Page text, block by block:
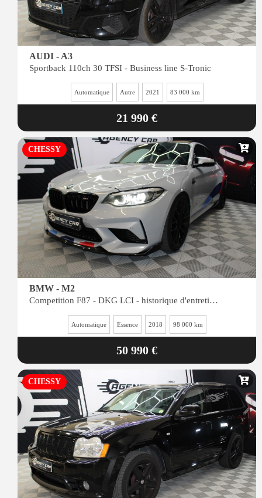
AUDI - A3
Sportback 110ch 30 TFSI - Business line S-Tronic
Automatique Autre 2021 83 000 km
21 990 €
CHESSY
BMW - M2
Competition F87 - DKG LCI - historique d'entretien complet
Automatique Essence 2018 98 000 km
50 990 €
CHESSY